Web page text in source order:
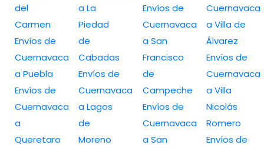
del
Carmen
Envíos de
Cuernavaca
a Puebla
Envíos de
Cuernavaca
a
Queretaro
a La
Piedad
de
Cabadas
Envíos de
Cuernavaca
a Lagos
de
Moreno
Envíos de
Cuernavaca
a San
Francisco
de
Campeche
Envíos de
Cuernavaca
a San
Cuernavaca
a Villa de
Álvarez
Envíos de
Cuernavaca
a Villa
Nicolás
Romero
Envíos de